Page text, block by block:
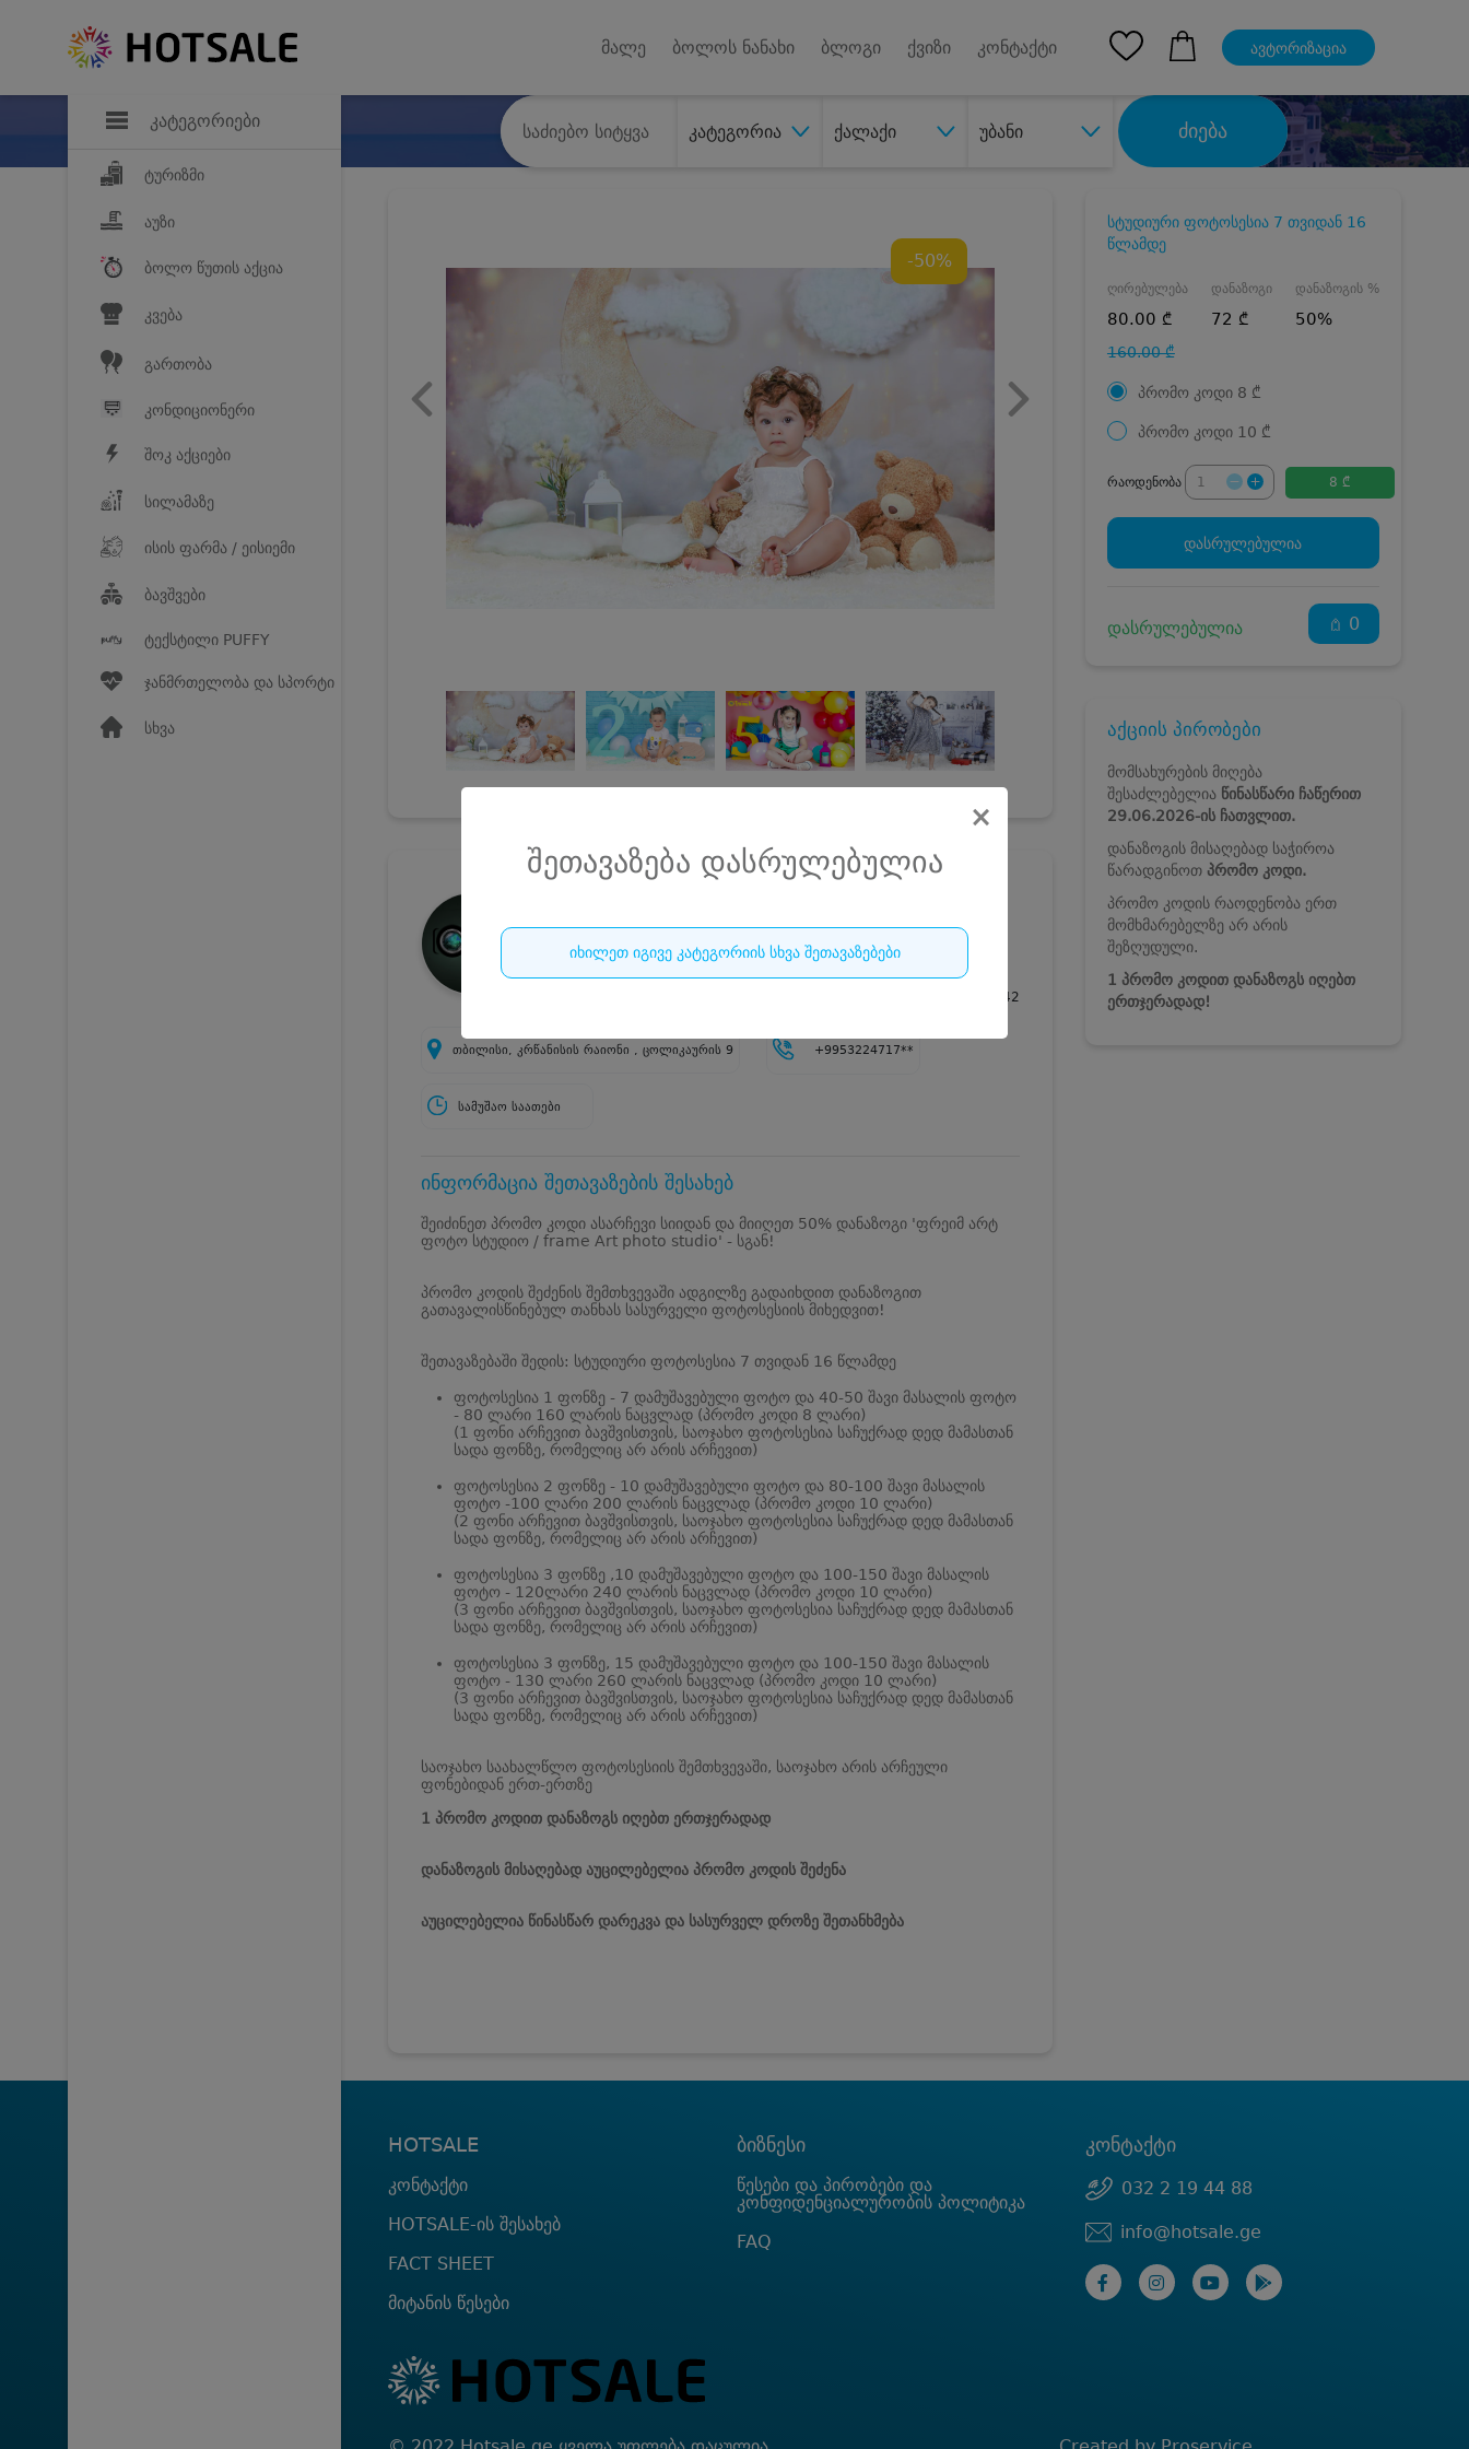
კატეგორიები
ტურიზმი
აუზი
ბოლო წუთის აქცია
კვება
გართობა
კონდიციონერი
შოკ აქციები
სილამაზე
ისის ფარმა / ეისიემი
ბავშვები
ტექსტილი PUFFY
ჯანმრთელობა და სპორტი
სხვა
მალე ბოლოს ნანახი ბლოგი ქვიზი კონტაქტი ავტორიზაცია
კატეგორია ქალაქი უბანი ძიება
×
შეთავაზება დასრულებულია
იხილეთ იგივე კატეგორიის სხვა შეთავაზებები
-50%
სტუდიური ფოტოსესია 7 თვიდან 16 წლამდე
342
თბილისი, კრწანისის რაიონი , ცოლიკაურის 9 +9953224717**
სამუშაო საათები
ინფორმაცია შეთავაზების შესახებ
შეიძინეთ პრომო კოდი ასარჩევი სიიდან და მიიღეთ 50% დანაზოგი 'ფრეიმ არტ
ფოტო სტუდიო / frame Art photo studio' - სგან!
პრომო კოდის შეძენის შემთხვევაში ადგილზე გადაიხდით დანაზოგით
გათავალისწინებულ თანხას სასურველი ფოტოსესიის მიხედვით!
შეთავაზებაში შედის: სტუდიური ფოტოსესია 7 თვიდან 16 წლამდე
ფოტოსესია 1 ფონზე - 7 დამუშავებული ფოტო და 40-50 შავი მასალის ფოტო
- 80 ლარი 160 ლარის ნაცვლად (პრომო კოდი 8 ლარი)
(1 ფონი არჩევით ბავშვისთვის, საოჯახო ფოტოსესია საჩუქრად დედ მამასთან
სადა ფონზე, რომელიც არ არის არჩევით)
ფოტოსესია 2 ფონზე - 10 დამუშავებული ფოტო და 80-100 შავი მასალის
ფოტო -100 ლარი 200 ლარის ნაცვლად (პრომო კოდი 10 ლარი)
(2 ფონი არჩევით ბავშვისთვის, საოჯახო ფოტოსესია საჩუქრად დედ მამასთან
სადა ფონზე, რომელიც არ არის არჩევით)
ფოტოსესია 3 ფონზე ,10 დამუშავებული ფოტო და 100-150 შავი მასალის
ფოტო - 120ლარი 240 ლარის ნაცვლად (პრომო კოდი 10 ლარი)
(3 ფონი არჩევით ბავშვისთვის, საოჯახო ფოტოსესია საჩუქრად დედ მამასთან
სადა ფონზე, რომელიც არ არის არჩევით)
ფოტოსესია 3 ფონზე, 15 დამუშავებული ფოტო და 100-150 შავი მასალის
ფოტო - 130 ლარი 260 ლარის ნაცვლად (პრომო კოდი 10 ლარი)
(3 ფონი არჩევით ბავშვისთვის, საოჯახო ფოტოსესია საჩუქრად დედ მამასთან
სადა ფონზე, რომელიც არ არის არჩევით)
საოჯახო საახალწლო ფოტოსესიის შემთხვევაში, საოჯახო არის არჩეული
ფონებიდან ერთ-ერთზე
1 პრომო კოდით დანაზოგს იღებთ ერთჯერადად
დანაზოგის მისაღებად აუცილებელია პრომო კოდის შეძენა
აუცილებელია წინასწარ დარეკვა და სასურველ დროზე შეთანხმება
სტუდიური ფოტოსესია 7 თვიდან 16
წლამდე
ღირებულება
80.00 ₾
160.00 ₾
დანაზოგი
72 ₾
დანაზოგის %
50%
პრომო კოდი 8 ₾
პრომო კოდი 10 ₾
რაოდენობა 8 ₾
დასრულებულია
დასრულებულია 0
აქციის პირობები
მომსახურების მიღება
შესაძლებელია წინასწარი ჩაწერით
29.06.2026-ისჩათვლით.
დანაზოგის მისაღებად საჭიროა
წარადგინოთ პრომო კოდი.
პრომო კოდის რაოდენობა ერთ
მომხმარებელზე არ არის
შეზღუდული.
1 პრომო კოდით დანაზოგს იღებთ
ერთჯერადად!
HOTSALE
კონტაქტი
HOTSALE-ის შესახებ
FACT SHEET
მიტანის წესები
ბიზნესი
წესები და პირობები და
კონფიდენციალურობის პოლიტიკა
FAQ
კონტაქტი
032 2 19 44 88
info@hotsale.ge